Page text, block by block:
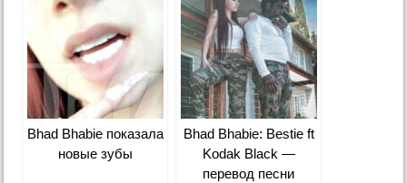
Bhad Bhabie показала
новые зубы
Bhad Bhabie: Bestie ft
Kodak Black —
перевод песни